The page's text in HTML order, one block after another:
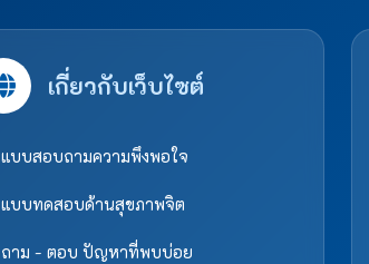
เกี่ยวกับเว็บไซต์
แบบสอบถามความพึงพอใจ
แบบทดสอบด้านสุขภาพจิต
ถาม - ตอบ ปัญหาที่พบบ่อย